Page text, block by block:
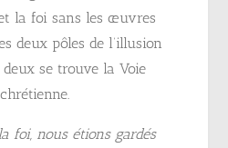
la foi sans les œuvres
deux pôles de l’illusion
se trouve la Voie
foi, nous étions gardés